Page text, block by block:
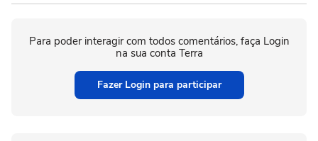
Para poder interagir com todos comentários, faça Login
na sua conta Terra
Fazer Login para participar